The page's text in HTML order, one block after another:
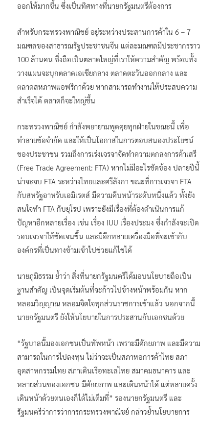
ออกให้มากขึ้น ซึ่งเป็นทิศทางที่นายกรัฐมนตรีต้องการ
สำหรับกระทรวงพาณิชย์ อยู่ระหว่างประสานการค้าใน 6 – 7
มณฑลของสาธารณรัฐประชาชนจีน แต่ละมณฑลมีประชากรราว
100 ล้านคน ซึ่งถือเป็นตลาดใหญ่ที่เราให้ความสำคัญ พร้อมทั้ง
วางแผนจะบุกตลาดเอเชียกลาง ตลาดตะวันออกกลาง และ
ตลาดสหภาพแอฟริกาด้วย หากสามารถทำงานให้ประสบความ
สำเร็จได้ ตลาดก็จะใหญ่ขึ้น
กระทรวงพาณิชย์ กำลังพยายามพูดคุยทุกฝ่ายในขณะนี้ เพื่อ
ทำลายข้อจำกัด และให้เป็นโอกาสในการตอบสนองประโยชน์
ของประชาชน รวมถึงการเร่งเจรจาจัดทำความตกลงการค้าเสรี
(Free Trade Agreement: FTA) หากไม่มีอะไรขัดข้อง ปลายปีนี้
น่าจะจบ FTA ระหว่างไทยและศรีลังกา ขณะที่การเจรจา FTA
กับสหรัฐอาหรับเอมิเรตส์ มีความคืบหน้าระดับหนึ่งแล้ว ทั้งยัง
สนใจทำ FTA กับยุโรป เพราะยังมีเรื่องที่ต้องดำเนินการแก้
ปัญหาอีกหลายเรื่อง เช่น เรื่อง IUU เรื่องประมง ซึ่งกำลังจะเปิด
รอบเจรจาให้ชัดเจนขึ้น และมีอีกหลายเครื่องมือที่จะเข้ากับ
องค์กรที่เป็นทางข้ามเข้าไปช่วยแก้ไขได้
นายภูมิธรรม ย้ำว่า สิ่งที่นายกรัฐมนตรีได้มอบนโยบายถือเป็น
ฐานสำคัญ เป็นจุดเริ่มต้นที่จะก้าวไปข้างหน้าพร้อมกัน หาก
หลอมวิญญาณ หลอมจิตใจทุกส่วนราชการเข้าแล้ว นอกจากนี้
นายกรัฐมนตรี ยังให้นโยบายในการประสานกับเอกชนด้วย
“รัฐบาลนี้มองเอกชนเป็นทัพหน้า เพราะมีศักยภาพ และมีความ
สามารถในการไปลงทุน ไม่ว่าจะเป็นสภาหอการค้าไทย สภา
อุตสาหกรรมไทย สภาเดินเรือทะเลไทย สมาคมธนาคาร และ
หลายส่วนของเอกชน มีศักยภาพ และเดินหน้าได้ แต่หลายครั้ง
เดินหน้าด้วยตนเองก็ได้ไม่เต็มที่” รองนายกรัฐมนตรี และ
รัฐมนตรีว่าการว่าการกระทรวงพาณิชย์ กล่าวย้ำนโยบายการ